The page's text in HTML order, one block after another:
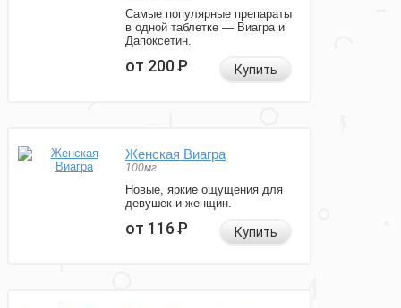
Самые популярные препараты
в одной таблетке — Виагра и
Дапоксетин.
от 200Р Купить
Женская Виагра
100мг
Новые, яркие ощущения для
девушек и женщин.
от 116Р Купить